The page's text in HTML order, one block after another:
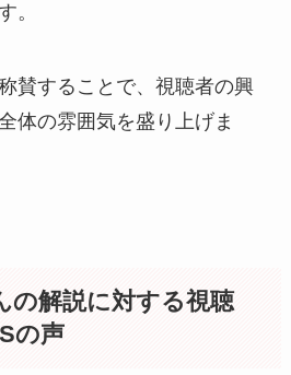
。
賛することで、視聴者の興
体の雰囲気を盛り上げま
の解説に対する視聴
の声